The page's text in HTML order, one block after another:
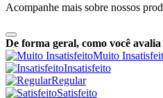
Acompanhe mais sobre nossos
De forma geral, como você
Muito
Insatisfeito
Regular
Satisfeito